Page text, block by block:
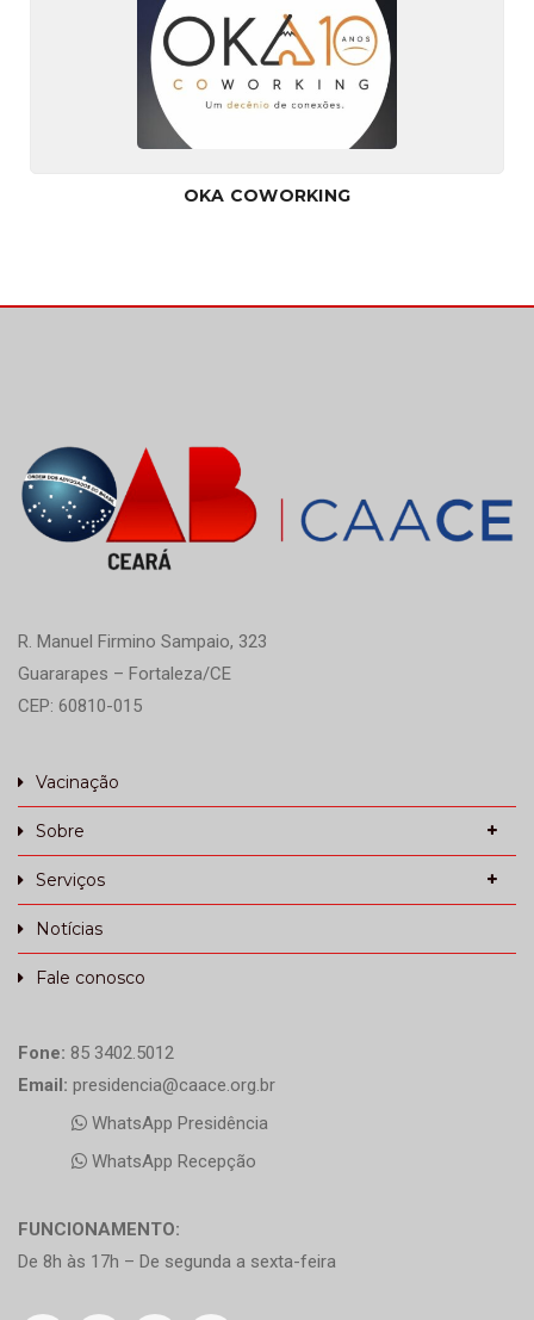
OKA COWORKING
R. Manuel Firmino Sampaio, 323
Guararapes – Fortaleza/CE
CEP: 60810-015
Vacinação
Sobre
Serviços
Notícias
Fale conosco
Fone: 85 3402.5012
Email: presidencia@caace.org.br
WhatsApp Presidência
WhatsApp Recepção
FUNCIONAMENTO:
De 8h às 17h – De segunda a sexta-feira